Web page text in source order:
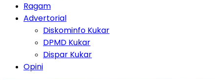
Ragam
Advertorial
Diskominfo Kukar
DPMD Kukar
Dispar Kukar
Opini